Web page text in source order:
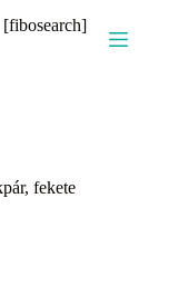
[fibosearch]
fekete